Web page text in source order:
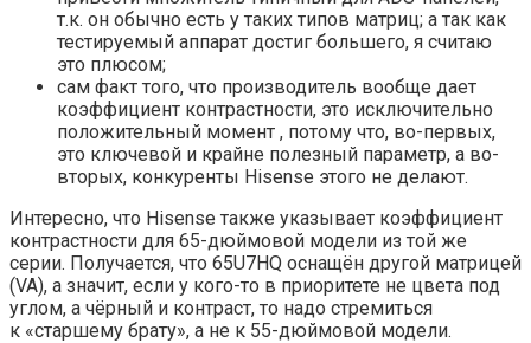
т.к. он обычно есть у таких типов матриц; а так как
тестируемый аппарат достиг большего, я считаю
это плюсом;
сам факт того, что производитель вообще дает
коэффициент контрастности, это исключительно
положительный момент , потому что, во-первых,
это ключевой и крайне полезный параметр, а во-
вторых, конкуренты Hisense этого не делают.
Интересно, что Hisense также указывает коэффициент
контрастности для 65-дюймовой модели из той же
серии. Получается, что 65U7HQ оснащён другой матрицей
(VA), а значит, если у кого-то в приоритете не цвета под
углом, а чёрный и контраст, то надо стремиться
к «старшему брату», а не к 55-дюймовой модели.